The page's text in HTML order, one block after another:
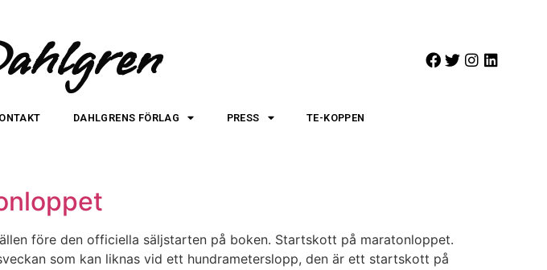
DAHLGRENS FÖRLAG PRESS TE-KOPPEN
före den officiella säljstarten på boken. Startskott på maratonloppet.
som kan liknas vid ett hundrameterslopp, den är ett startskott på